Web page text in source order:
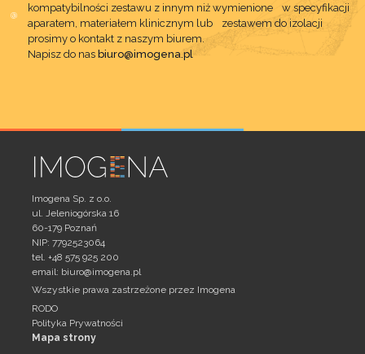
kompatybilności zestawu z innym niż wymienione w specyfikacji
aparatem, materiałem klinicznym lub zestawem do izolacji
prosimy o kontakt z naszym biurem.
Napisz do nas biuro@imogena.pl
Imogena Sp. z o.o.
ul. Jeleniogórska 16
60-179 Poznań
NIP: 7792523064
tel. +48 575 925 200
email: biuro@imogena.pl
Wszystkie prawa zastrzeżone przez Imogena
RODO
Polityka Prywatności
Mapa strony